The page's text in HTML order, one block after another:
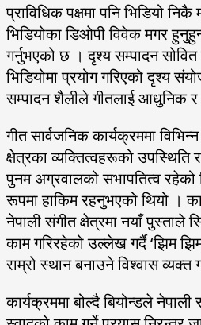
प्राविधिक पक्षमा पनि भिडियो
भिडियोका डिओपी विवेक मगर
गर्नुभएको छ । दृश्य सम्पादन
भिडियोमा प्रयोग गरिएको दृश्य
सम्पादन शैलीले गीतलाई आधुनिक
गीत सार्वजनिक कार्यक्रममा
क्षेत्रका व्यक्तित्वहरूको उपस्थिति
पुनम अग्रवालको सभापतित्व
रूपमा हाकिम रहनुभएको थियो ।
नेपाली संगीत क्षेत्रमा नयाँ पुस्ताले
काम गरिरहेको उल्लेख गर्दै ‘झिम
राम्रो स्थान बनाउने विश्वास व्यक्त
कार्यक्रममा बोल्दै बियोन्डले